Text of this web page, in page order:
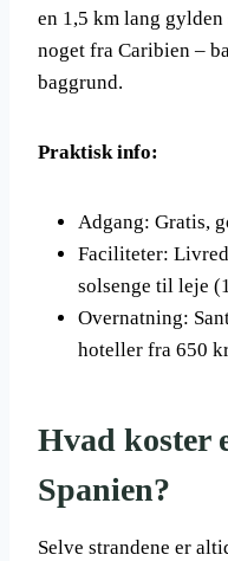
en 1,5 km lang
noget fra Caribien –
baggrund.
Praktisk info:
Adgang: Gratis,
Faciliteter:
solsenge til leje
Overnatning:
hoteller fra 650
Hvad koster
Spanien?
Selve strandene er